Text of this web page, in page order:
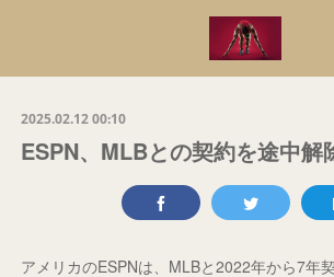
2025.02.12 00:10
ESPN、MLBとの契約を途中解
アメリカのESPNは、MLBと2022年から7年